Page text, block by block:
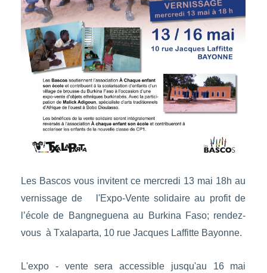
Les Bascos vous invitent ce mercredi 13 mai 18h au
vernissage de l'Expo-Vente solidaire au profit de
l’école de Bangneguena au Burkina Faso; rendez-
vous à Txalaparta, 10 rue Jacques Laffitte Bayonne.
L'expo - vente sera accessible jusqu'au 16 mai